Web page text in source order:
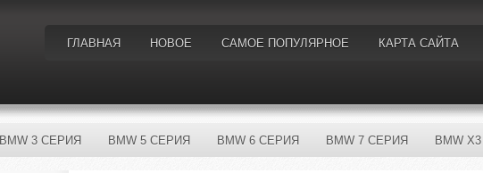
ГЛАВНАЯ НОВОЕ САМОЕ ПОПУЛЯРНОЕ КАРТА САЙТА
BMW 3 СЕРИЯ BMW 5 СЕРИЯ BMW 6 СЕРИЯ BMW 7 СЕРИЯ BMW X3